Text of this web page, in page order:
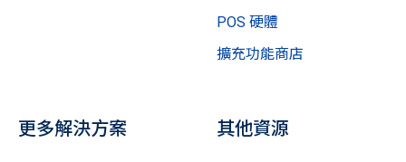
POS 硬體
擴充功能商店
更多解決方案 其他資源